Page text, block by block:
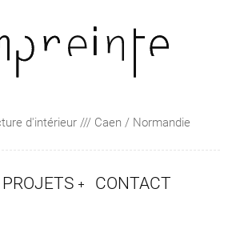
d'intérieur /// Caen / Normandie
PROJETS CONTACT